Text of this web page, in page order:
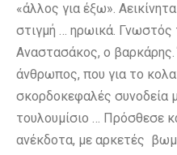
«άλλος για έξω».
στιγμή … ηρωικά.
Αναστασάκος, ο
άνθρωπος, που για το
σκορδοκεφαλές συνοδεία
τουλουμίσιο … Πρόσθεσε
ανέκδοτα, με αρκετές